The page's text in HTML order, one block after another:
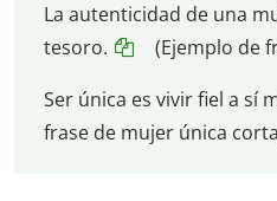
La autenticidad de una
tesoro.
(Ejemplo de
Ser única es vivir fiel a sí
frase de mujer única